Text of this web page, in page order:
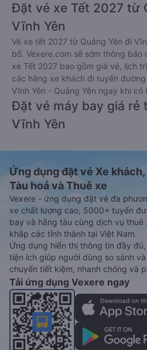
Đặt vé xe Tết 2027 từ
Vĩnh Yên
Vé xe tết 2027 từ Quảng Yên đi
bố. Vexere.com sẽ sớm thông
xe Tết 2027 bao gồm giá vé, lịch
các hãng xe khách đi tuyến
Vĩnh Yên - Quảng Yên ngay khi
Đặt vé máy bay giá rẻ
Vĩnh Yên
Ứng dụng đặt vé Xe khách,
Tàu hoả và Thuê xe
Vexere - ứng dụng đặt vé đa
xe chất lượng cao, 5000+ tuyến
bay và hãng tàu cùng dịch vụ thuê
khắp các tỉnh thành tại Việt Nam.
Ứng dụng hiển thị thông tin đầy
tiện ích giúp người dùng so sánh
chuyển tiết kiệm, nhanh chóng và
Tải ứng dụng Vexere ngay